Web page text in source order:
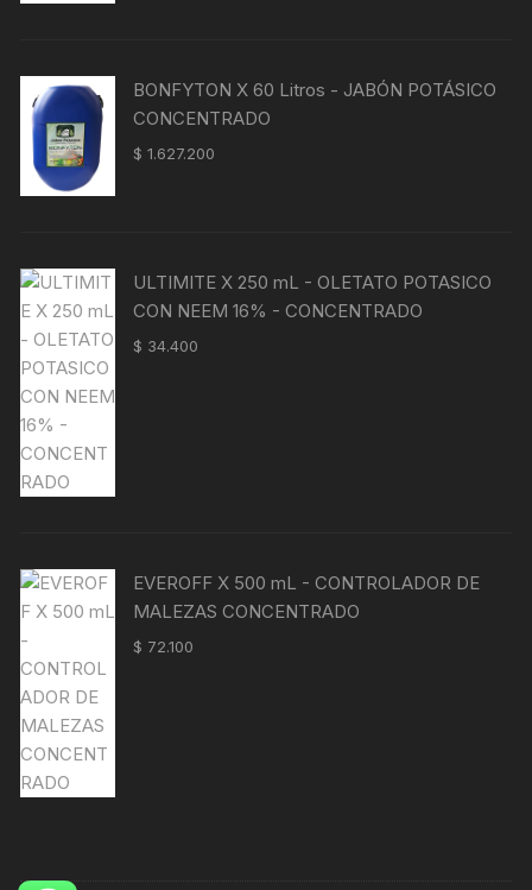
BONFYTON X 60 Litros - JABÓN POTÁSICO
CONCENTRADO
$ 1.627.200
ULTIMITE X 250 mL - OLETATO POTASICO
CON NEEM 16% - CONCENTRADO
$ 34.400
EVEROFF X 500 mL - CONTROLADOR DE
MALEZAS CONCENTRADO
$ 72.100